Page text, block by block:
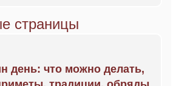
страницы
день: что можно делать,